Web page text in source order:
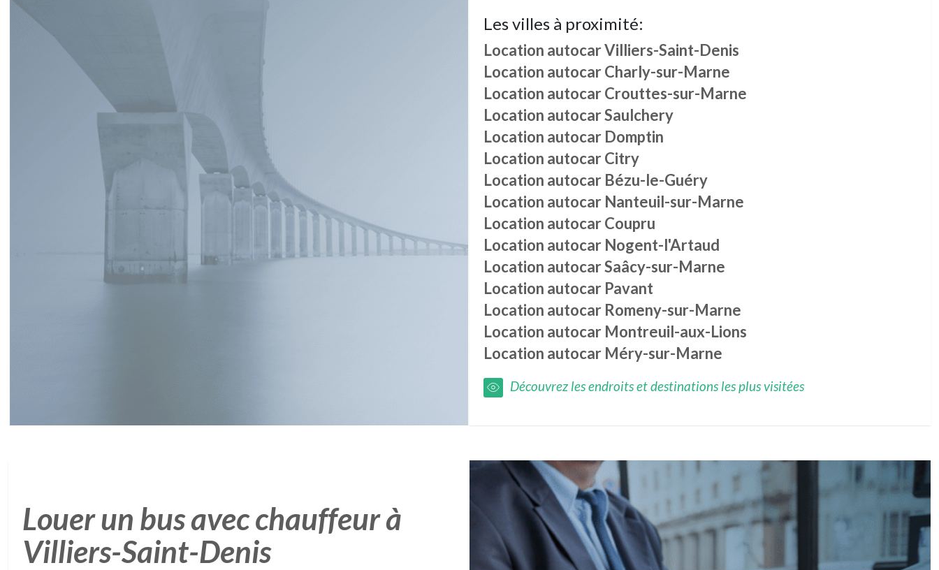
Les villes à proximité:
Location autocarVilliers-Saint-Denis
Location autocarCharly-sur-Marne
Location autocarCrouttes-sur-Marne
Location autocarSaulchery
Location autocar Domptin
Location autocarCitry
Location autocar Bézu-le-Guéry
Location autocar Nanteuil-sur-Marne
Location autocarCoupru
Location autocar Nogent-l'Artaud
Location autocarSaâcy-sur-Marne
Location autocar Pavant
Location autocar Romeny-sur-Marne
Location autocar Montreuil-aux-Lions
Location autocar Méry-sur-Marne
Découvrez les endroits et destinations les plus visitées
Louer un bus avec chauffeur à
Villiers-Saint-Denis